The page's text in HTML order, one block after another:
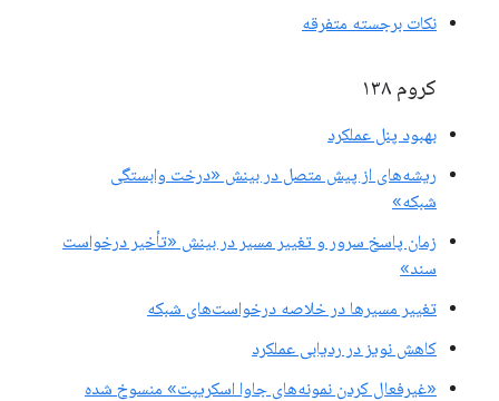
نکات برجسته متفرقه
کروم ۱۳۸
بهبود پنل عملکرد
ریشه‌های از پیش متصل در بینش «درخت وابستگی
شبکه»
زمان پاسخ سرور و تغییر مسیر در بینش «تأخیر درخواست
سند»
تغییر مسیرها در خلاصه درخواست‌های شبکه
کاهش نویز در ردیابی عملکرد
«غیرفعال کردن نمونه‌های جاوا اسکریپت» منسوخ شده